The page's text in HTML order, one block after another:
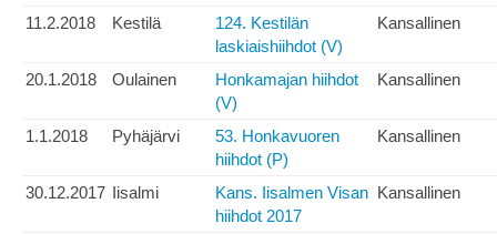
11.2.2018 Kestilä
124. Kestilän
laskiaishiihdot (V)
Kansallinen
20.1.2018 Oulainen
Honkamajan hiihdot
(V)
Kansallinen
1.1.2018 Pyhäjärvi
53. Honkavuoren
hiihdot (P)
Kansallinen
30.12.2017 Iisalmi
Kans. Iisalmen Visan
hiihdot 2017
Kansallinen